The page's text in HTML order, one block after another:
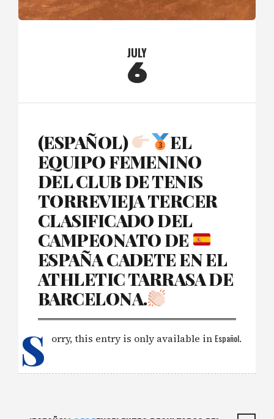
JULY
6
(ESPAÑOL)
EL
EQUIPO FEMENINO
DEL CLUB DE TENIS
TORREVIEJA TERCER
CLASIFICADO DEL
CAMPEONATO DE
ESPAÑA CADETE EN EL
ATHLETIC TARRASA DE
BARCELONA.
S orry, this entry is only available in Español.